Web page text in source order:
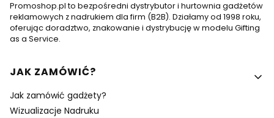
Promoshop.pl to bezpośredni dystrybutor i hurtownia gadżetów
reklamowych z nadrukiem dla firm (B2B). Działamy od 1998 roku,
oferując doradztwo, znakowanie i dystrybucję w modelu Gifting
as a Service.
Linki w stopce
JAK ZAMÓWIĆ?
Jak zamówić gadżety?
Wizualizacje Nadruku